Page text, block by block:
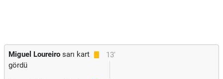
13'
Miguel Loureiro sarı kart
gördü